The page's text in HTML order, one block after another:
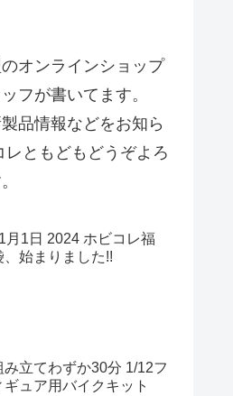
オンラインショップ
フが書いてます。
品情報などをお知ら
ともどもどうぞよろ
月1日 2024 ホビコレ福
、始まりました!!
み立てわずか30分 1/12フ
ギュア用バイクキット